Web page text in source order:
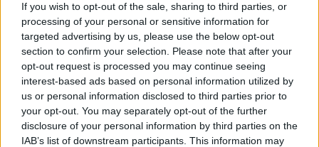
If you wish to opt-out of the sale, sharing to third parties, or
processing of your personal or sensitive information for
targeted advertising by us, please use the below opt-out
section to confirm your selection. Please note that after your
opt-out request is processed you may continue seeing
interest-based ads based on personal information utilized by
us or personal information disclosed to third parties prior to
your opt-out. You may separately opt-out of the further
disclosure of your personal information by third parties on the
IAB’s list of downstream participants. This information may
tempistica: servono rinforzi pronti a incidere, ma anche
elementi su cui costruire il futuro. Qualunque sia la scelta,
l’obiettivo rimane lo stesso: dare ad Arne Slot (o al tecnico
designato) gli strumenti per garantire adattabilità e
rendimento in un contesto competitivo.